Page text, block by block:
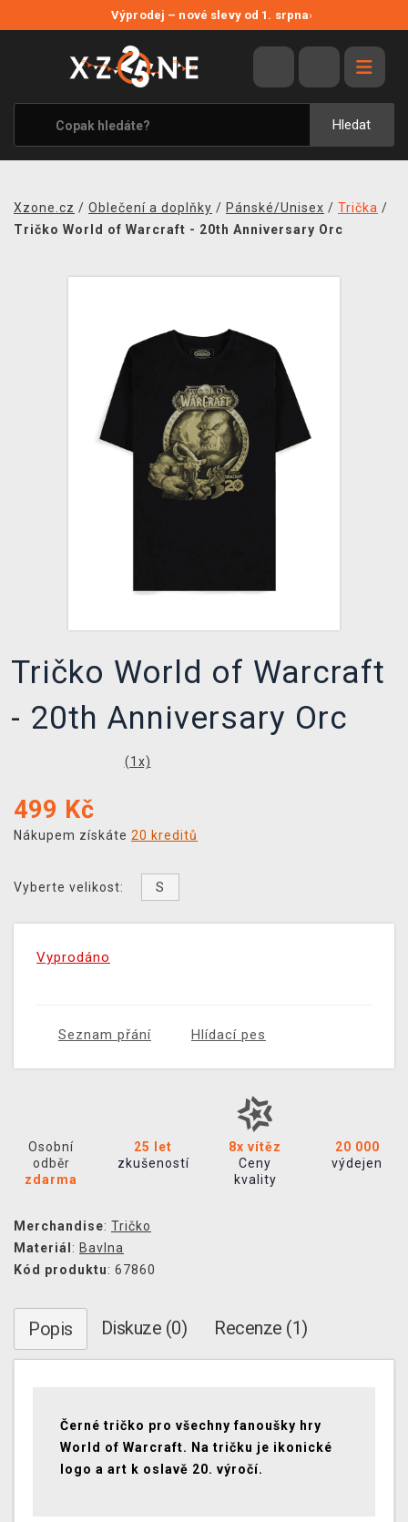
Výprodej – nové slevy od 1. srpna›
Hledat
VÝPRODEJ
VIDEOHRY
XZONE ORIGINALS
TÉMATIKY
MERCHANDISE
Xzone.cz / Oblečení a doplňky / Pánské/Unisex / Trička /
Tričko World of Warcraft - 20th Anniversary Orc
Tričko World of Warcraft
- 20th Anniversary Orc
(1 x)
499 Kč
Nákupem získáte 20 kreditů
Vyberte velikost: S
Vyprodáno
Seznam přání Hlídací pes
Osobní
odběr
zdarma
25 let
zkušeností
8x vítěz
Ceny
kvality
20 000
výdejen
Merchandise: Tričko
Materiál : Bavlna
Kód produktu: 67860
Popis Diskuze (0) Recenze (1)
Černé tričko pro všechny fanoušky hry
World of Warcraft. Na tričku je ikonické
logo a art k oslavě 20. výročí.